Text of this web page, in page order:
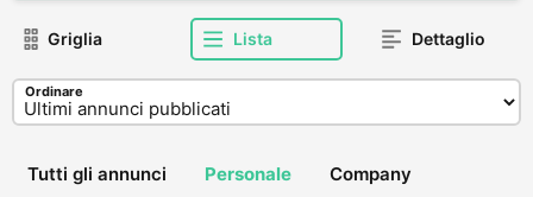
Griglia Lista Dettaglio
Ordinare
Tutti gli annunci Personale Company